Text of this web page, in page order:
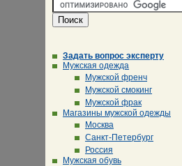
Задать вопрос эксперту
Мужская одежда
Мужской френч
Мужской смокинг
Мужской фрак
Магазины мужской одежды
Москва
Санкт-Петербург
Россия
Мужская обувь